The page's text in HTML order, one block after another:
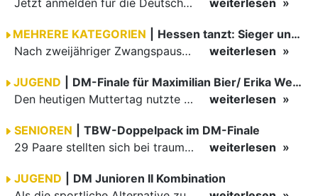
Jetzt anmelden für die Deutsche Meisterschaft Senioren I Kombi und die Deutschlandpokale Senioren II Kombi und Senioren III Kombi.
weiterlesen
MEHRERE KATEGORIEN
Hessen tanzt: Sieger und Shooting Stars
Nach zweijähriger Zwangspause konnte die Großveranstaltung "Hessen tanzt" endlich wieder stattfinden. Von Freitag bis Sonntag kämpften zahlreiche Paare von nationalen Turnieren in der D-Klasse bis hin zu…
weiterlesen
JUGEND
DM-Finale für Maximilian Bier/ Erika Weckerle
Den heutigen Muttertag nutzte die Deutsche Tanzsportjugend um ihren Müttern – sicher auch der restlichen Familie – das eine oder andere Tänzchen zu schenken. Und kaum ein Anlass war besser geeignet dafür,…
weiterlesen
SENIOREN
TBW-Doppelpack im DM-Finale
29 Paare stellten sich bei traumhaftem Maiwetter zum Wettbewerb um die Deutsche Lateinkrone der Senioren I. Und nachdem die Corona-Auflagen in Baden-Württemberg beinahe nicht mehr vorhanden sind, durfte…
weiterlesen
JUGEND
DM Junioren II Kombination